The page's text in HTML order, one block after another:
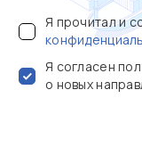
Я прочитал и
Я согласен
о новых